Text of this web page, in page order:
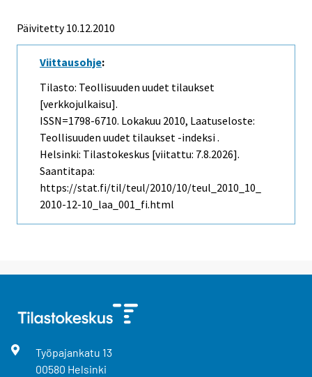
Päivitetty 10.12.2010
Viittausohje:
Tilasto: Teollisuuden uudet tilaukset
[verkkojulkaisu].
ISSN=1798-6710. Lokakuu 2010, Laatuseloste:
Teollisuuden uudet tilaukset -indeksi .
Helsinki: Tilastokeskus [viitattu: 7.8.2026].
Saantitapa:
https://stat.fi/til/teul/2010/10/teul_2010_10_
2010-12-10_laa_001_fi.html
Työpajankatu 13
00580 Helsinki